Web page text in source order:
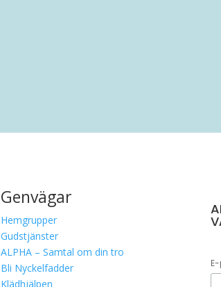
Genvägar
Hemgrupper
Gudstjänster
ALPHA – Samtal om din tro
Bli Nyckelfadder
Klädhjälpen